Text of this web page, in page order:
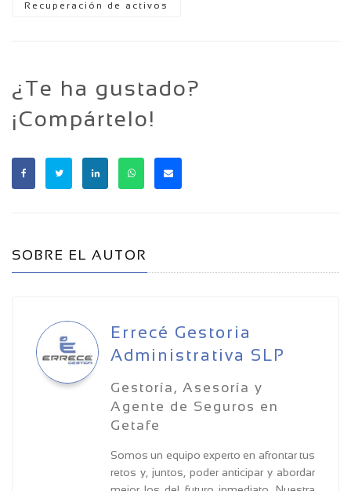
Recuperación de activos
¿Te ha gustado?
¡Compártelo!
SOBRE EL AUTOR
Errecé Gestoria
Administrativa SLP
Gestoría, Asesoría y
Agente de Seguros en
Getafe
Somos un equipo experto en afrontar tus
retos y, juntos, poder anticipar y abordar